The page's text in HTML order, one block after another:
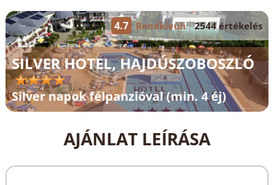
SILVER HOTEL, HAJDÚSZOBOSZLÓ
Silver napok félpanzióval (min. 4 éj)
4.7 Rendkívüli 2544 értékelés
AJÁNLAT LEÍRÁSA